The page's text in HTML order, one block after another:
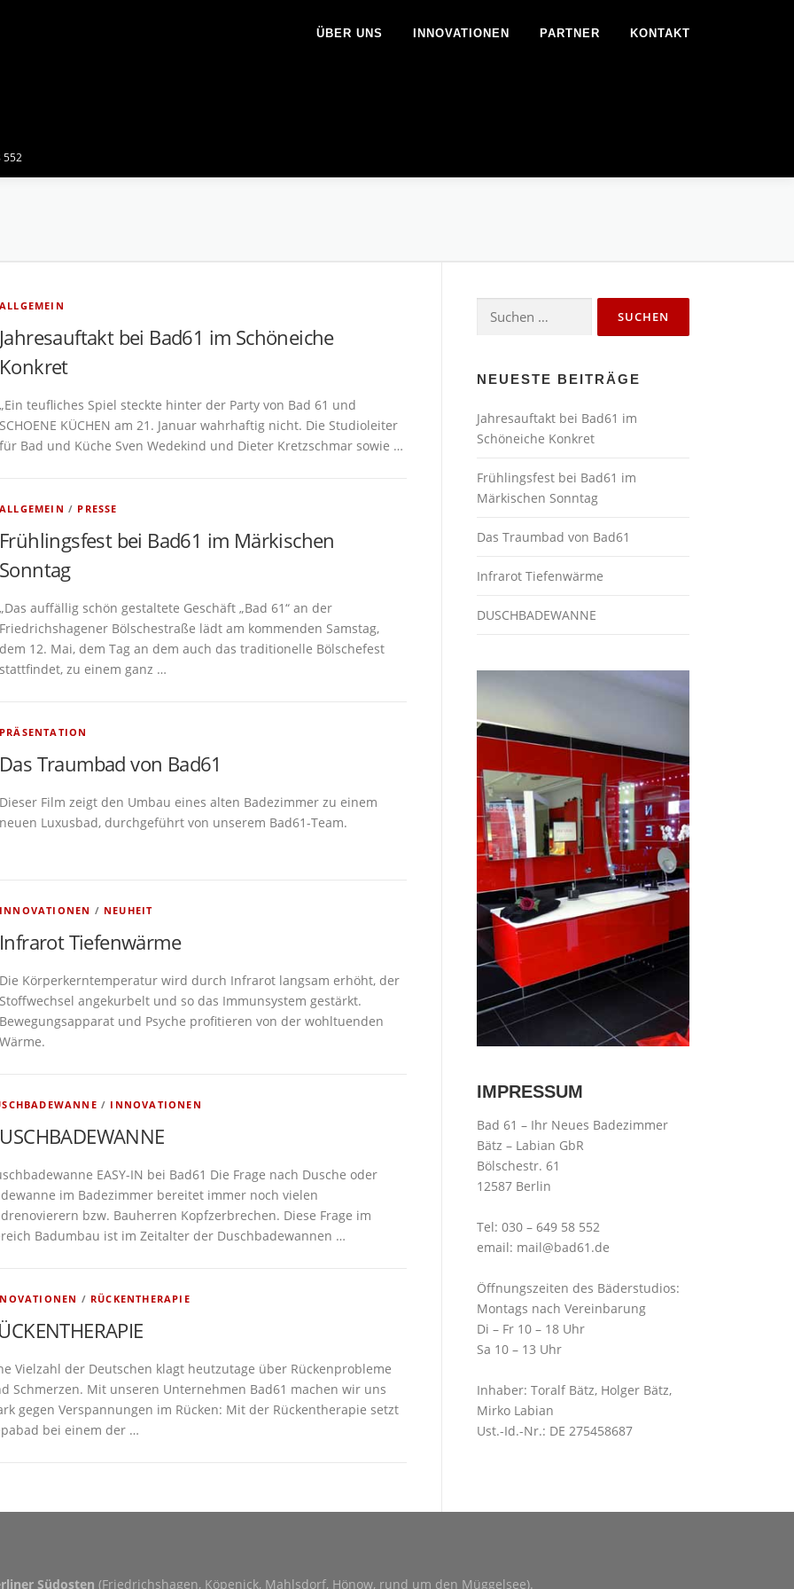
552
ÜBER UNS INNOVATIONEN PARTNER KONTAKT
ALLGEMEIN
Jahresauftakt bei Bad61 im Schöneiche
Konkret
„Ein teufliches Spiel steckte hinter der Party von Bad 61 und
SCHOENE KÜCHEN am 21. Januar wahrhaftig nicht. Die Studioleiter
für Bad und Küche Sven Wedekind und Dieter Kretzschmar sowie …
ALLGEMEIN / PRESSE
Frühlingsfest bei Bad61 im Märkischen
Sonntag
„Das auffällig schön gestaltete Geschäft „Bad 61“ an der
Friedrichshagener Bölschestraße lädt am kommenden Samstag,
dem 12. Mai, dem Tag an dem auch das traditionelle Bölschefest
stattfindet, zu einem ganz …
PRÄSENTATION
Das Traumbad von Bad61
Dieser Film zeigt den Umbau eines alten Badezimmer zu einem
neuen Luxusbad, durchgeführt von unserem Bad61-Team.
INNOVATIONEN / NEUHEIT
Infrarot Tiefenwärme
Die Körperkerntemperatur wird durch Infrarot langsam erhöht, der
Stoffwechsel angekurbelt und so das Immunsystem gestärkt.
Bewegungsapparat und Psyche profitieren von der wohltuenden
Wärme.
/ INNOVATIONEN
EASY-IN bei Bad61 Die Frage nach Dusche oder
im Badezimmer bereitet immer noch vielen
bzw. Bauherren Kopfzerbrechen. Diese Frage im
Badumbau ist im Zeitalter der Duschbadewannen …
/ RÜCKENTHERAPIE
Vielzahl der Deutschen klagt heutzutage über Rückenprobleme
Schmerzen. Mit unseren Unternehmen Bad61 machen wir uns
gegen Verspannungen im Rücken: Mit der Rückentherapie setzt
bei einem der …
Suchen
nach:
NEUESTE BEITRÄGE
Jahresauftakt bei Bad61 im
Schöneiche Konkret
Frühlingsfest bei Bad61 im
Märkischen Sonntag
Das Traumbad von Bad61
Infrarot Tiefenwärme
DUSCHBADEWANNE
IMPRESSUM
Bad 61 – Ihr Neues Badezimmer
Bätz – Labian GbR
Bölschestr. 61
12587 Berlin
Tel: 030 – 649 58 552
email: mail@bad61.de
Öffnungszeiten des Bäderstudios:
Montags nach Vereinbarung
Di – Fr 10 – 18 Uhr
Sa 10 – 13 Uhr
Inhaber: Toralf Bätz, Holger Bätz,
Mirko Labian
Ust.-Id.-Nr.: DE 275458687
Südosten (Friedrichshagen, Köpenick, Mahlsdorf, Hönow, rund um den Müggelsee).